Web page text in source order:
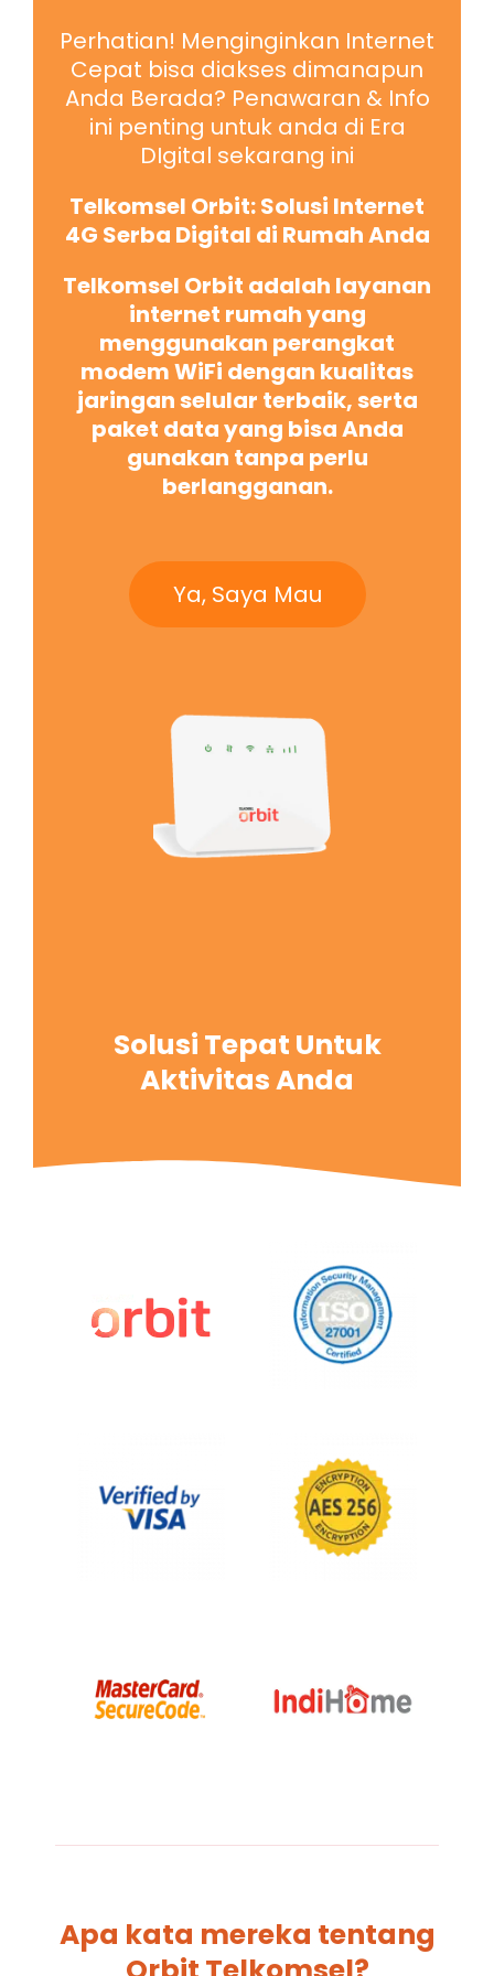
Perhatian! Menginginkan Internet
Cepat bisa diakses dimanapun
Anda Berada? Penawaran & Info
ini penting untuk anda di Era
DIgital sekarang ini
Telkomsel Orbit: Solusi Internet
4G Serba Digital di Rumah Anda
Telkomsel Orbit adalah layanan
internet rumah yang
menggunakan perangkat
modem WiFi dengan kualitas
jaringan selular terbaik, serta
paket data yang bisa Anda
gunakan tanpa perlu
berlangganan.
Ya, Saya Mau
Solusi Tepat Untuk
Aktivitas Anda
Apa kata mereka tentang